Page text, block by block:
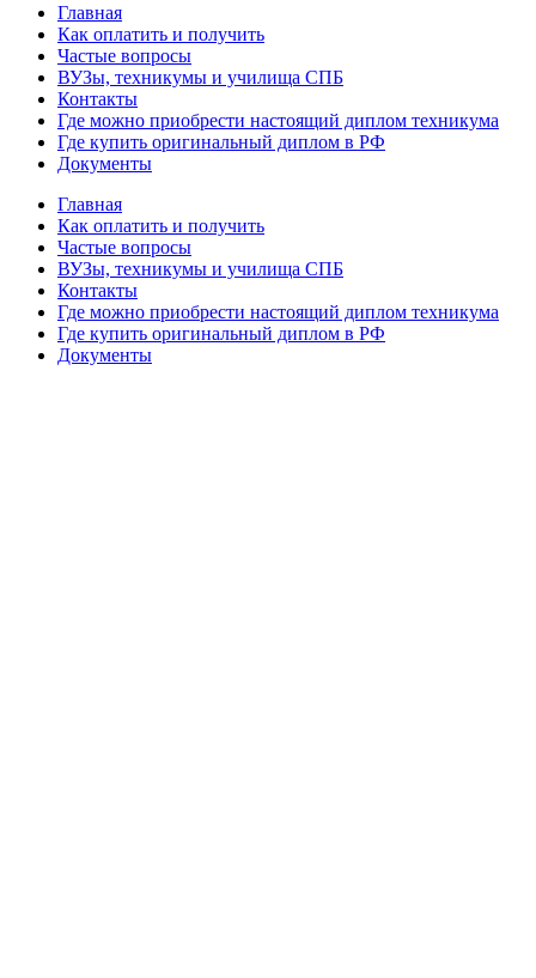
Главная
Как оплатить и получить
Частые вопросы
ВУЗы, техникумы и училища СПБ
Контакты
Где можно приобрести настоящий диплом техникума
Где купить оригинальный диплом в РФ
Документы
Главная
Как оплатить и получить
Частые вопросы
ВУЗы, техникумы и училища СПБ
Контакты
Где можно приобрести настоящий диплом техникума
Где купить оригинальный диплом в РФ
Документы